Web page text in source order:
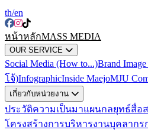
th/en
หน้าหลักMASS MEDIA
OUR SERVICE
Social Media (How to...)Brand
โจ้)InfographicInside MaejoMJU
เกี่ยวกับหน่วยงาน
ประวัติความเป็นมาแผนกลยุทธ์สื่อ
โครงสร้างการบริหารงานบุคลากร